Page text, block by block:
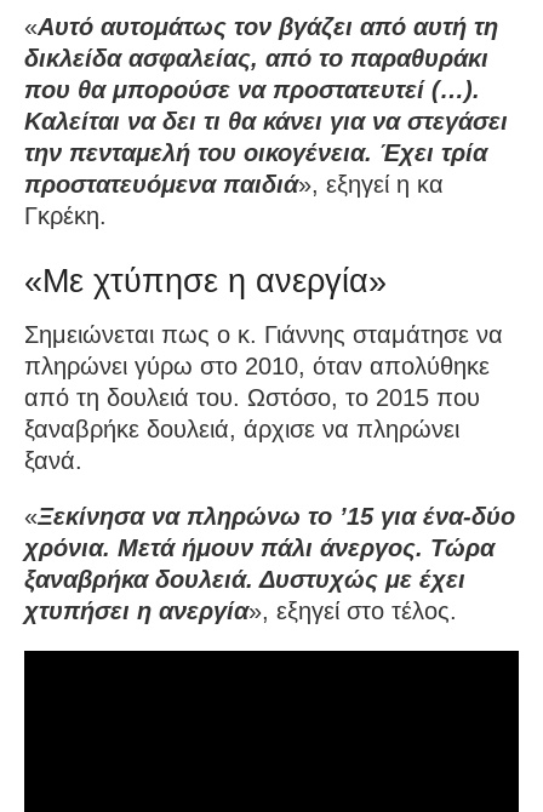
«Αυτό αυτομάτως τον βγάζει από αυτή τη
δικλείδα ασφαλείας, από το παραθυράκι
που θα μπορούσε να προστατευτεί (…).
Καλείται να δει τι θα κάνει για να στεγάσει
την πενταμελή του οικογένεια. Έχει τρία
προστατευόμενα παιδιά», εξηγεί η κα
Γκρέκη.
«Με χτύπησε η ανεργία»
Σημειώνεται πως ο κ. Γιάννης σταμάτησε να
πληρώνει γύρω στο 2010, όταν απολύθηκε
από τη δουλειά του. Ωστόσο, το 2015 που
ξαναβρήκε δουλειά, άρχισε να πληρώνει
ξανά.
«Ξεκίνησα να πληρώνω το ’15 για ένα-δύο
χρόνια. Μετά ήμουν πάλι άνεργος. Τώρα
ξαναβρήκα δουλειά. Δυστυχώς με έχει
χτυπήσει η ανεργία», εξηγεί στο τέλος.